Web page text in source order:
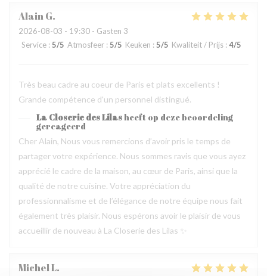
AlainG
2026-08-03 - 19:30 - Gasten 3
Service : 5/5 Atmosfeer : 5/5 Keuken : 5/5 Kwaliteit / Prijs : 4/5
Très beau cadre au coeur de Paris et plats excellents !
Grande compétence d'un personnel distingué.
La Closerie des Lilasheeft op deze beoordeling
gereageerd
Cher Alain, Nous vous remercions d’avoir pris le temps de
partager votre expérience. Nous sommes ravis que vous ayez
apprécié le cadre de la maison, au cœur de Paris, ainsi que la
qualité de notre cuisine. Votre appréciation du
professionnalisme et de l’élégance de notre équipe nous fait
également très plaisir. Nous espérons avoir le plaisir de vous
accueillir de nouveau à La Closerie des Lilas ✨
MichelL